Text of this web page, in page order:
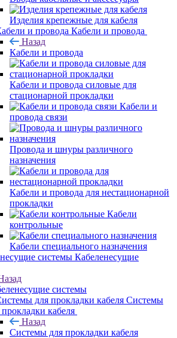
Изделия крепежные для кабеля
Кабели и провода
Назад
Кабели и провода
Кабели и провода силовые для
стационарной прокладки
Кабели и
провода связи
Провода и шнуры различного
назначения
Кабели и провода для нестационарной
прокладки
Кабели
контрольные
Кабели специального назначения
Кабеленесущие
системы
Системы
прокладки кабеля
Назад
Системы для прокладки кабеля